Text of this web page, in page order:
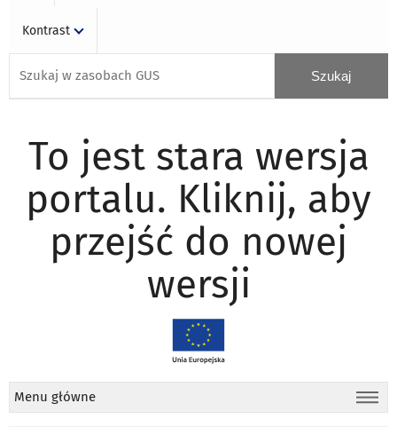
Kontrast
To jest stara wersja
portalu. Kliknij, aby
przejść do nowej
wersji
Menu główne